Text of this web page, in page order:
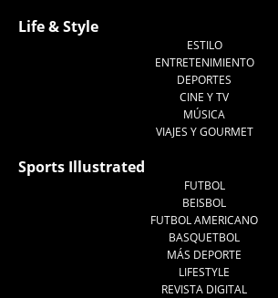
Life & Style
ESTILO
ENTRETENIMIENTO
DEPORTES
CINE Y TV
MÚSICA
VIAJES Y GOURMET
Sports Illustrated
FUTBOL
BEISBOL
FUTBOL AMERICANO
BASQUETBOL
MÁS DEPORTE
LIFESTYLE
REVISTA DIGITAL